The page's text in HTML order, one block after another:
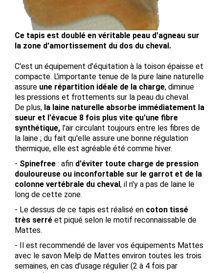
Ce tapis est doublé en véritable peau d'agneau sur
la zone d'amortissement du dos du cheval.
C'est un équipement d'équitation à la toison épaisse et
compacte. L'importante tenue de la pure laine naturelle
assure une répartition idéale de la charge, diminue
les pressions et frottements sur la peau du cheval.
De plus, la laine naturelle absorbe immédiatement la
sueur et l'évacue 8 fois plus vite qu'une fibre
synthétique, l'air circulant toujours entre les fibres de
la laine ; du fait qu'elle assure une bonne régulation
thermique, elle est agréable été comme hiver.
- Spinefree : afin d'éviter toute charge de pression
douloureuse ou inconfortable sur le garrot et de la
colonne vertébrale du cheval , il n'y a pas de laine le
long de cette zone.
- Le dessus de ce tapis est réalisé en coton tissé
très serré et piqué selon le motif reconnaissable de
Mattes.
- Il est recommendé de laver vos équipements Mattes
avec le savon Melp de Mattes environ toutes les trois
semaines, en cas d'usage régulier (2 à 4 fois par